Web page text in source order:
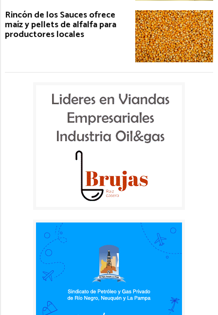
Rincón de los Sauces ofrece
maíz y pellets de alfalfa para
productores locales